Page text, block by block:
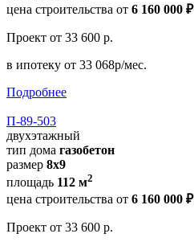
цена строительства от 6 160 000 ₽
Проект от 33 600 р.
в ипотеку от 33 068р/мес.
Подробнее
П-89-503
двухэтажный
тип дома газобетон
размер 8х9
площадь 112 м2
цена строительства от 6 160 000 ₽
Проект от 33 600 р.